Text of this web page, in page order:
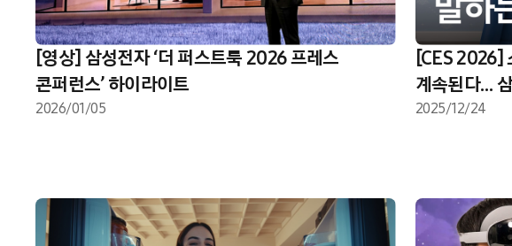
[영상] 삼성전자 ‘더 퍼스트룩 2026 프레스
콘퍼런스’ 하이라이트
2026/01/05
[CES 2026]
계속된다…
2025/12/24